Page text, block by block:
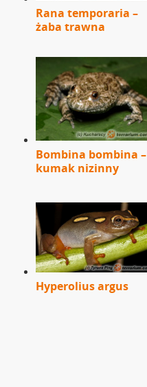
Rana temporaria –
żaba trawna
Bombina bombina –
kumak nizinny
Hyperolius argus